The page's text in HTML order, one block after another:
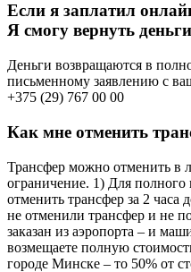
Если я заплатил
Я смогу вернуть
Деньги возвращаются в
письменному заявлению с
+375 (29) 767 00 00
Как мне отменить
Трансфер можно отменить в
ограничение. 1) Для полного
отменить трансфер за 2 часа
не отменили трансфер и не
заказан из аэропорта – и
возмещаете полную
городе Минске – то 50% от